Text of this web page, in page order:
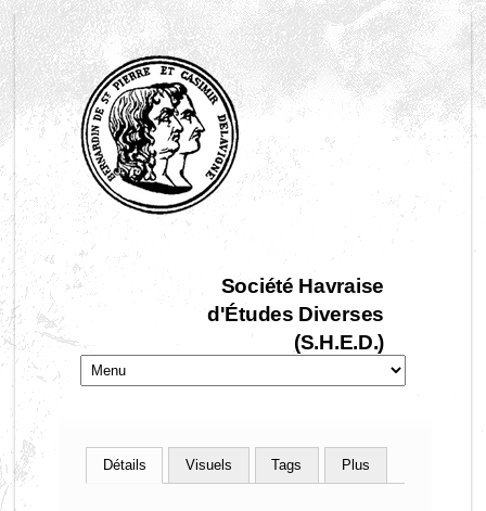
Société Havraise
d'Études Diverses
(S.H.E.D.)
Détails Visuels Tags Plus